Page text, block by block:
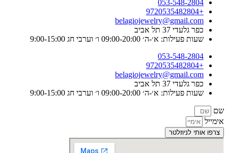
053-548-2804
+9720535482804
belagiojewelry@gmail.com
כפר גלעדי 37 תל אביב
שעות פעילות: א׳-ה׳ 09:00-20:00 ו׳ וערבי חג 9:00-15:00
053-548-2804
+9720535482804
belagiojewelry@gmail.com
כפר גלעדי 37 תל אביב
שעות פעילות: א׳-ה׳ 09:00-20:00 ו׳ וערבי חג 9:00-15:00
שם
אימייל
צרפו אותי לניוזלטר